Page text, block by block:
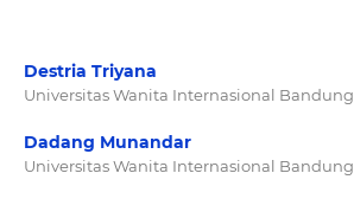
Destria Triyana
Universitas Wanita Internasional Bandung
Dadang Munandar
Universitas Wanita Internasional Bandung